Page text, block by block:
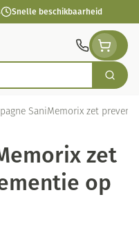
Snelle beschikbaarheid
Zoek
SaniMemorix zet
zet
op